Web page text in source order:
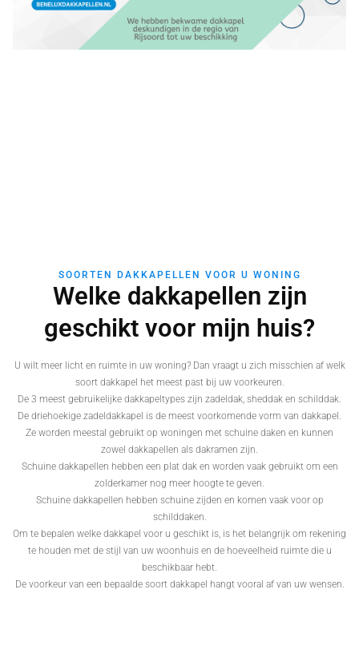
SOORTEN DAKKAPELLEN VOOR U WONING
Welke dakkapellen zijn
geschikt voor mijn huis?
U wilt meer licht en ruimte in uw woning? Dan vraagt u zich misschien af welk
soort dakkapel het meest past bij uw voorkeuren.
De 3 meest gebruikelijke dakkapeltypes zijn zadeldak, sheddak en schilddak.
De driehoekige zadeldakkapel is de meest voorkomende vorm van dakkapel.
Ze worden meestal gebruikt op woningen met schuine daken en kunnen
zowel dakkapellen als dakramen zijn.
Schuine dakkapellen hebben een plat dak en worden vaak gebruikt om een
zolderkamer nog meer hoogte te geven.
Schuine dakkapellen hebben schuine zijden en komen vaak voor op
schilddaken.
Om te bepalen welke dakkapel voor u geschikt is, is het belangrijk om rekening
te houden met de stijl van uw woonhuis en de hoeveelheid ruimte die u
beschikbaar hebt.
De voorkeur van een bepaalde soort dakkapel hangt vooral af van uw wensen.